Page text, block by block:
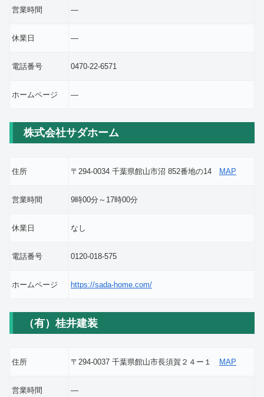
営業時間 ―
休業日 ―
電話番号 0470-22-6571
ホームページ ―
株式会社サダホーム
住所 〒294-0034 千葉県館山市沼 852番地の14 MAP
営業時間 9時00分～17時00分
休業日 なし
電話番号 0120-018-575
ホームページ https://sada-home.com/
（有）桂井建装
住所 〒294-0037 千葉県館山市長須賀２４ー１ MAP
営業時間 ―